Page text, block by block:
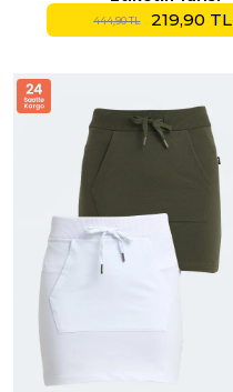
444,90 TL 219,90 TL